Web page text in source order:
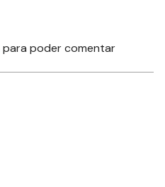
para poder comentar